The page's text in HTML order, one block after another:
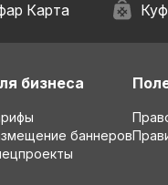
Карта
бизнеса
баннеров